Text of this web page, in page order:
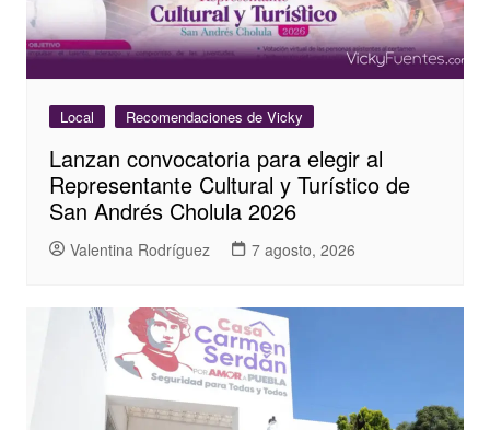
Local Recomendaciones de Vicky
Lanzan convocatoria para elegir al
Representante Cultural y Turístico de
San Andrés Cholula 2026
Valentina Rodríguez 7 agosto, 2026